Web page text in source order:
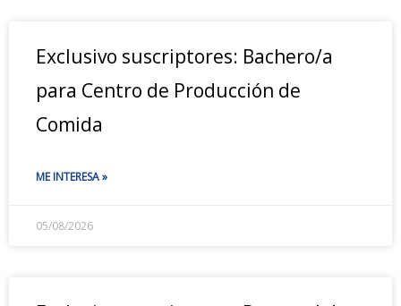
Exclusivo suscriptores: Bachero/a
para Centro de Producción de
Comida
ME INTERESA »
05/08/2026